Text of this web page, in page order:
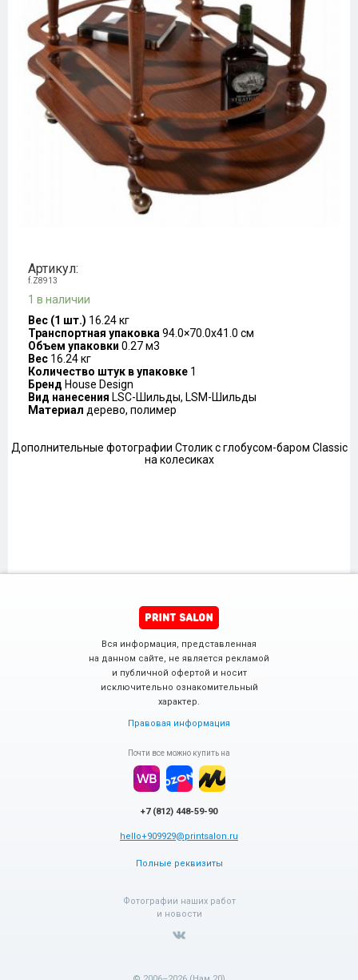
Артикул:
f.Z8913
1 в наличии
Вес (1 шт.) 16.24 кг
Транспортная упаковка94.0×70.0x41.0 см
Объем упаковки 0.27 м3
Вес 16.24 кг
Количество штук в упаковке 1
Бренд House Design
Вид нанесения LSC-Шильды, LSM-Шильды
Материал дерево, полимер
Дополнительные фотографии Столик с глобусом-баром Classic
на колесиках
Вся информация, представленная
на данном сайте, не является рекламой
и публичной офертой и носит
исключительно ознакомительный
характер.
Правовая информация
Почти все можно купить на
+7 (812) 448-59-90
hello+909929@printsalon.ru
Полные реквизиты
Фотографии наших работ
и новости